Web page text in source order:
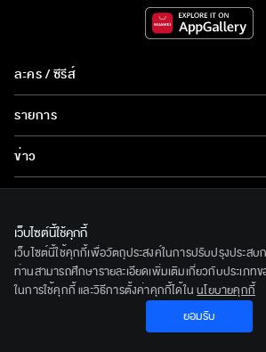
ละคร / ซีรีส์
ละคร/ซีรีส์
ซีรีส์นานาชาติ
การ์ตูน & เกม
รายการ
รายการทั้งหมด
ข่าว
ข่าวทั้งหมด
ข่าวประชาสัมพันธ์
ทีวีออนไลน์
เกี่ยวกับเรา
BEC World
รู้จักเรา
ติดตามเราได้ที่
© 2020 Bangkok Entertainment Co.,Ltd.
เว็บไซต์นี้ใช้คุกกี้
เว็บไซต์นี้ใช้คุกกี้เพื่อวัตถุประสงค์ในการปรับปรุงประสบ
ท่านสามารถศึกษารายละเอียดเพิ่มเติมเกี่ยวกับประเภท
ในการใช้คุกกี้ และวิธีการตั้งค่าคุกกี้ได้ใน นโยบายคุกกี้
ยอมรับ